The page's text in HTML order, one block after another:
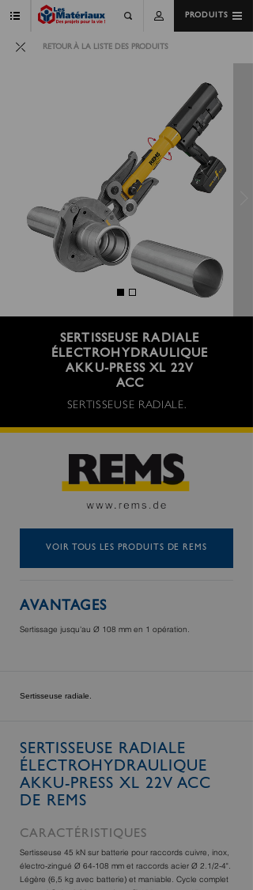
PRODUITS
RETOUR À LA LISTE DES PRODUITS
SERTISSEUSE RADIALE
ÉLECTROHYDRAULIQUE
AKKU-PRESS XL 22V
ACC
SERTISSEUSE RADIALE.
VOIR TOUS LES PRODUITS DE REMS
AVANTAGES
Sertissage jusqu'au Ø 108 mm en 1 opération.
Sertisseuse radiale.
SERTISSEUSE RADIALE
ÉLECTROHYDRAULIQUE
AKKU-PRESS XL 22V ACC
DE REMS
CARACTÉRISTIQUES
Sertisseuse 45 kN sur batterie pour raccords cuivre, inox,
électro-zingué Ø 64-108 mm et raccords acier Ø 2.1/2-4".
Légère (6,5 kg avec batterie) et maniable. Cycle complet